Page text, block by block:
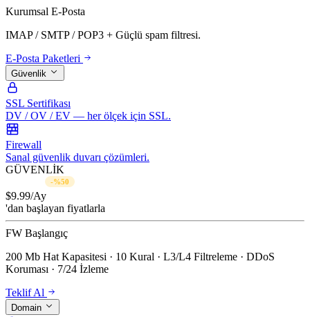
Kurumsal E-Posta
IMAP / SMTP / POP3 + Güçlü spam filtresi.
E-Posta Paketleri
Güvenlik
SSL Sertifikası
DV / OV / EV — her ölçek için SSL.
Firewall
Sanal güvenlik duvarı çözümleri.
GÜVENLİK
-%50
$9.99/Ay
'dan başlayan fiyatlarla
FW Başlangıç
200 Mb Hat Kapasitesi · 10 Kural · L3/L4 Filtreleme · DDoS
Koruması · 7/24 İzleme
Teklif Al
Domain